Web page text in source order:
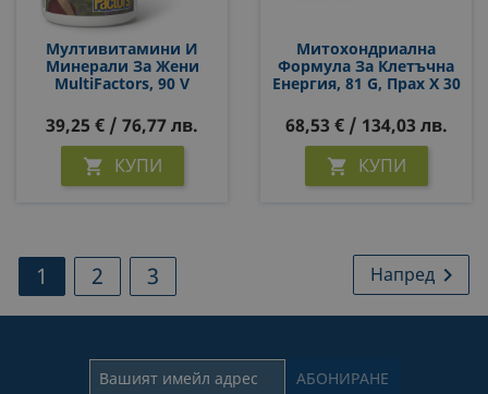
Мултивитамини И
Минерали За Жени
MultiFactors, 90 V
39,25 € / 76,77 лв.
 КУПИ
Митохондриална
Формула За Клетъчна
Енергия, 81 G, Прах Х 30
68,53 € / 134,03 лв.
 КУПИ
1 2 3 Напред 